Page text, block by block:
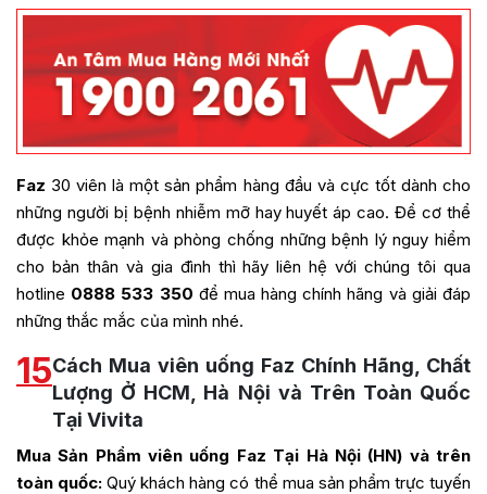
Faz 30 viên là một sản phẩm hàng đầu và cực tốt dành cho
những người bị bệnh nhiễm mỡ hay huyết áp cao. Để cơ thể
được khỏe mạnh và phòng chống những bệnh lý nguy hiểm
cho bản thân và gia đình thì hãy liên hệ với chúng tôi qua
hotline 0888 533 350 để mua hàng chính hãng và giải đáp
những thắc mắc của mình nhé.
15Cách Mua viên uống Faz Chính Hãng, Chất
Lượng Ở HCM, Hà Nội và Trên Toàn Quốc
Tại Vivita
Mua Sản Phẩm viên uống Faz Tại Hà Nội (HN) và trên
toàn quốc: Quý khách hàng có thể mua sản phẩm trực tuyến